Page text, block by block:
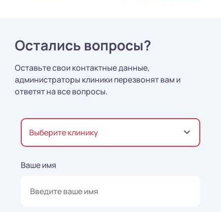
Остались вопросы?
Оставьте свои контактные данные,
администраторы клиники перезвонят вам и
ответят на все вопросы.
Выберите клинику
Ваше имя